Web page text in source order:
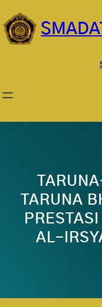
ke
konten
TARUNA
AL-